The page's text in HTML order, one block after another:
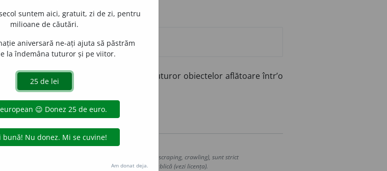
titlurilor unei persoane și în genere a tuturor obiectelor aflătoare într’o
comerciant. V.beneficiu.
2026 dexonline (https://dexonline.ro)
inclusiv prin orice metode de extragere automată (web scraping, crawling), sunt strict
excepția seturilor de date oferite oficial spre utilizare publică (vezi licența).
suntem aici, gratuit, zi de zi, pentru
milioane de căutări.
aniversară ne-ați ajuta să păstrăm
la îndemâna tuturor și pe viitor.
Am donat deja.